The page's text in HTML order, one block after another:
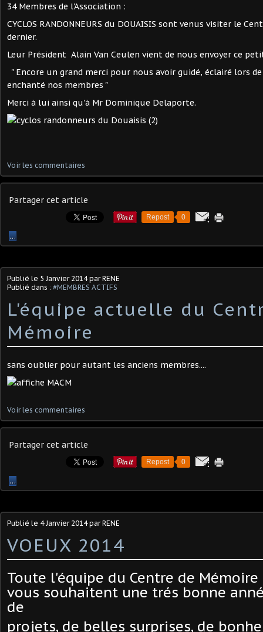
34 Membres de l'Association :
CYCLOS RANDONNEURS du DOUAISIS sont venus visiter le
dernier.
Leur Président Alain Van Ceulen vient de nous envoyer ce
" Encore un grand merci pour nous avoir guidé, éclairé lors
enchanté nos membres "
Merci à lui ainsi qu'à Mr Dominique Delaporte.
Voir les commentaires
Partager cet article
Repost 0
…
Publié le 5 Janvier 2014par RENE
Publié dans : #MEMBRES ACTIFS
L'équipe actuelle du
Mémoire
sans oublier pour autant les anciens membres....
Voir les commentaires
Partager cet article
Repost 0
…
Publié le 4 Janvier 2014par RENE
VOEUX 2014
Toute l'équipe du Centre de
vous souhaitent une trés bonne
de
projets, de belles surprises, de